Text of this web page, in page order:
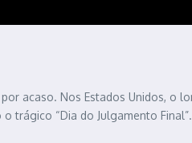
acaso. Nos Estados Unidos, o
trágico “Dia do Julgamento Final”.